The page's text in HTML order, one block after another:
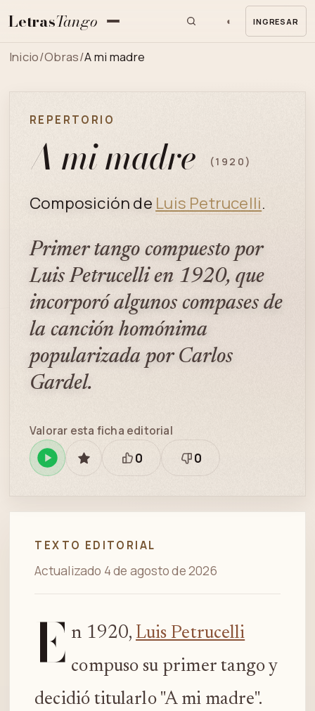
LetrasTango ◐ INGRESAR
Inicio/Obras/A mi madre
REPERTORIO
A mi madre (1920)
Composición de Luis Petrucelli.
Primer tango compuesto por
Luis Petrucelli en 1920, que
incorporó algunos compases de
la canción homónima
popularizada por Carlos
Gardel.
ReproducirGUARDAR
Valorar esta ficha editorial
Está
0
Necesita
0
TEXTO EDITORIAL
Actualizado 4 de agosto de 2026
E n 1920, Luis Petrucelli
compuso su primer tango y
decidió titularlo "A mi madre".